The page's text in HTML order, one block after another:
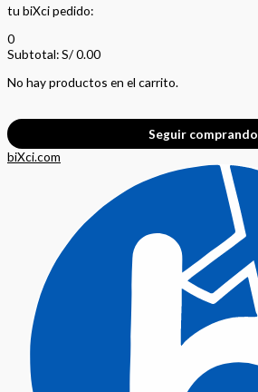
tu biXci pedido:
0
Subtotal:S/0.00
No hay productos en el carrito.
Seguir comprando
biXci.com